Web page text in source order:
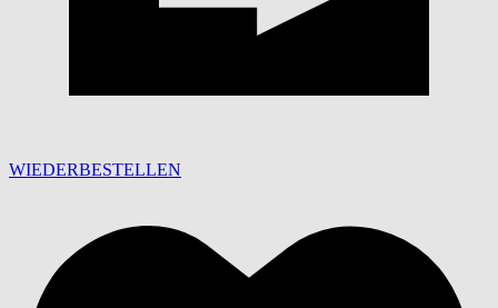
WIEDERBESTELLEN